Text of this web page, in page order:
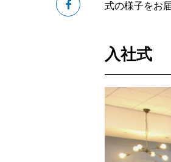
式の様子をお
入社式